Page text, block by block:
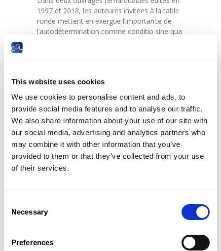
This website uses cookies
We use cookies to personalise content and ads, to
provide social media features and to analyse our traffic.
We also share information about your use of our site with
our social media, advertising and analytics partners who
may combine it with other information that you’ve
provided to them or that they’ve collected from your use
of their services.
Selection
Necessary
Preferences
1997 et 2018, les auteures invitées à la table
ronde mettent en exergue l’importance de
l’autodétermination comme conditio sine qua
Gender, invite les auteures à discuter de leurs
l’an 2023, le message porté par les deux
ouvrages revêt toujours la même importance.
Intervenantes de la table ronde :
GERMAINE GOETZINGER
Spécialiste en littérature et historienne,
Co-fondatrice et membre du comité du
DANIELA LIEB